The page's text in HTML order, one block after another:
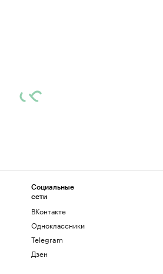
Социальные
сети
ВКонтакте
Одноклассники
Telegram
Дзен